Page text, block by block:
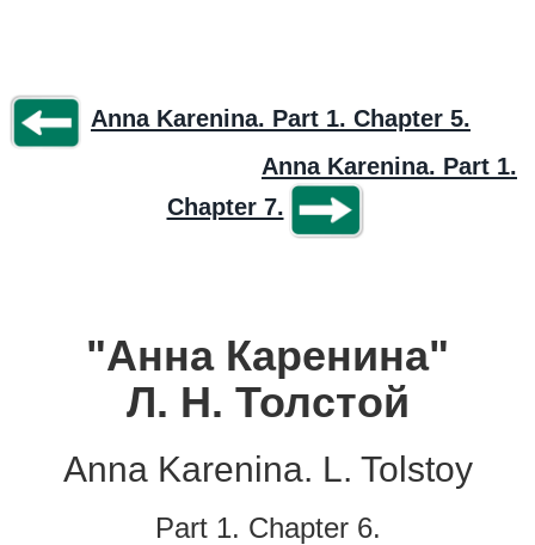
Anna Karenina. Part 1. Chapter 5.
Anna Karenina. Part 1.
Chapter 7.
"Анна Каренина"
Л. Н. Толстой
Anna Karenina. L. Tolstoy
Part 1. Chapter 6.